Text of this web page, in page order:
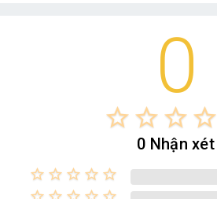
0
star_border star_border star_border star_border
0 Nhận xét
star_border star_border star_border star_border star_border